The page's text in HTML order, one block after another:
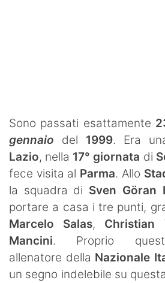
Sono passati esattamente
gennaio del 1999. Era
Lazio, nella 17° giornata di
fece visita al Parma. Allo
la squadra di Sven Göran
portare a casa i tre punti,
Marcelo Salas, Christian
Mancini. Proprio
allenatore della Nazionale
un segno indelebile su